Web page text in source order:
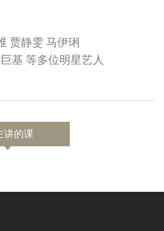
贾静雯 马伊琍
基 等多位明星艺人
讲的课